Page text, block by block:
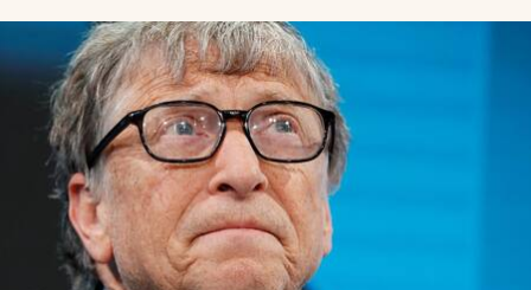
USA